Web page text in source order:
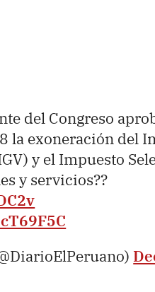
del Congreso
la exoneración del
y el Impuesto
y servicios??